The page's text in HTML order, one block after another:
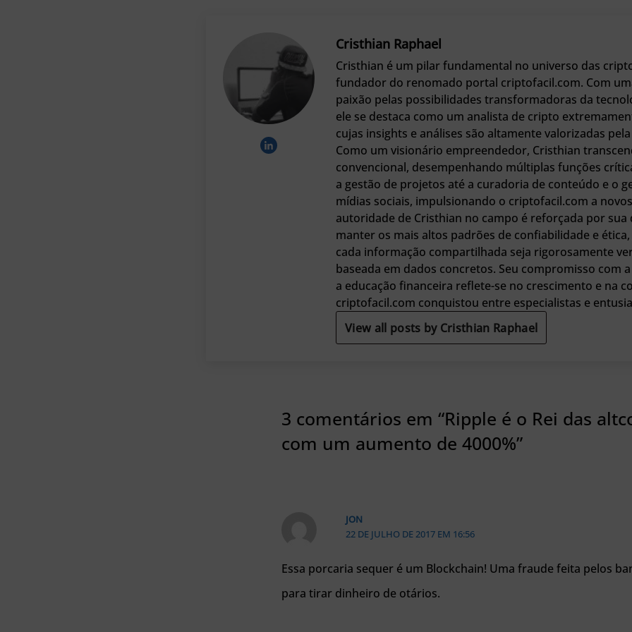
Cristhian Raphael
Cristhian é um pilar fundamental no universo das
fundador do renomado portal criptofacil.com. Com
paixão pelas possibilidades transformadoras da
ele se destaca como um analista de cripto
cujas insights e análises são altamente valorizadas
Como um visionário empreendedor, Cristhian
convencional, desempenhando múltiplas funções
a gestão de projetos até a curadoria de conteúdo e o
mídias sociais, impulsionando o criptofacil.com a
autoridade de Cristhian no campo é reforçada por sua
manter os mais altos padrões de confiabilidade e
cada informação compartilhada seja rigorosamente
baseada em dados concretos. Seu compromisso com
a educação financeira reflete-se no crescimento e na
criptofacil.com conquistou entre especialistas e
View all posts by Cristhian Raphael
3 comentários em “Ripple é o Rei das
com um aumento de 4000%”
JON
22 DE JULHO DE 2017 EM 16:56
Essa porcaria sequer é um Blockchain! Uma fraude feita pelos
para tirar dinheiro de otários.